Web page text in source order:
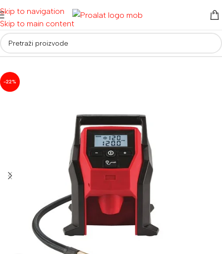
Skip to navigation
Skip to main content
Početna/ Kompresori i pneumatski alat
-22%